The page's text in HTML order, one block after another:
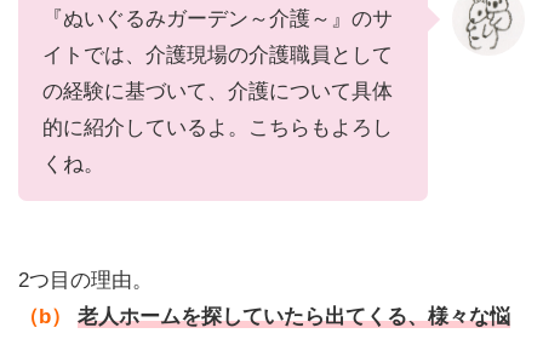
『ぬいぐるみガーデン～介護～』のサ
イトでは、介護現場の介護職員として
の経験に基づいて、介護について具体
的に紹介しているよ。こちらもよろし
くね。
2つ目の理由。
（b）
老人ホームを探していたら出てくる、様々な悩